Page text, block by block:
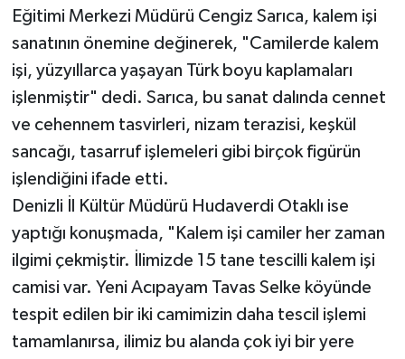
Eğitimi Merkezi Müdürü Cengiz Sarıca, kalem işi
sanatının önemine değinerek, "Camilerde kalem
işi, yüzyıllarca yaşayan Türk boyu kaplamaları
işlenmiştir" dedi. Sarıca, bu sanat dalında cennet
ve cehennem tasvirleri, nizam terazisi, keşkül
sancağı, tasarruf işlemeleri gibi birçok figürün
işlendiğini ifade etti.
Denizli İl Kültür Müdürü Hudaverdi Otaklı ise
yaptığı konuşmada, "Kalem işi camiler her zaman
ilgimi çekmiştir. İlimizde 15 tane tescilli kalem işi
camisi var. Yeni Acıpayam Tavas Selke köyünde
tespit edilen bir iki camimizin daha tescil işlemi
tamamlanırsa, ilimiz bu alanda çok iyi bir yere